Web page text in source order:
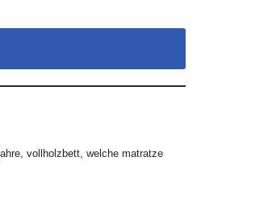
, vollholzbett, welche matratze